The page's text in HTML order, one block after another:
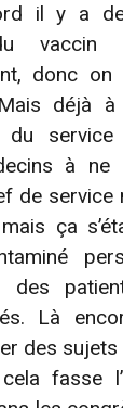
il y a
vaccin
donc
déjà à
du
à ne
de service
ça
des
Là
des
fasse